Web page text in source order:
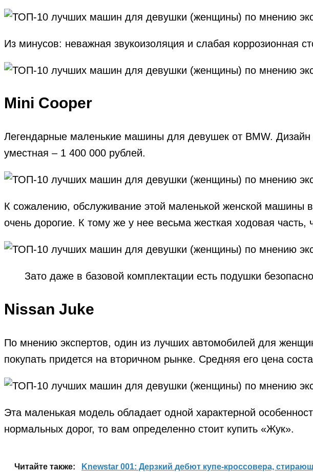
Из минусов: неважная звукоизоляция и слабая коррозионная
Mini Cooper
Легендарные маленькие машины для девушек от BMW.
уместная – 1 400 000 рублей.
К сожалению, обслуживание этой маленькой женской машины
очень дорогие. К тому же у нее весьма жесткая ходовая часть,
Зато даже в базовой комплектации есть подушки
Nissan Juke
По мнению экспертов, один из лучших автомобилей для
покупать придется на вторичном рынке. Средняя его цена
Эта маленькая модель обладает одной характерной
нормальных дорог, то вам определенно стоит купить «Жук».
Читайте также: Knewstar 001: Дерзкий дебют купе-кроссовера,